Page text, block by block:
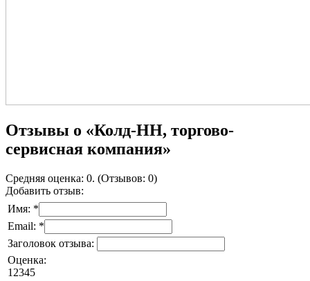
Отзывы о «Колд-НН, торгово-
сервисная компания»
Средняя оценка: 0. (Отзывов: 0)
Добавить отзыв:
Имя: *
Email: *
Заголовок отзыва:
Оценка:
1 2345